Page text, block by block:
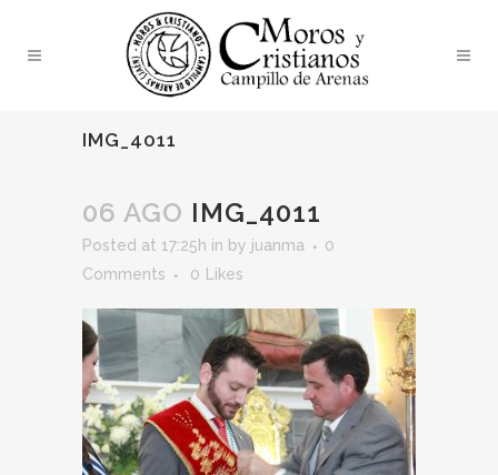
IMG_4011
06 AGO IMG_4011
Posted at 17:25h in by juanma
0
Comments
0 Likes